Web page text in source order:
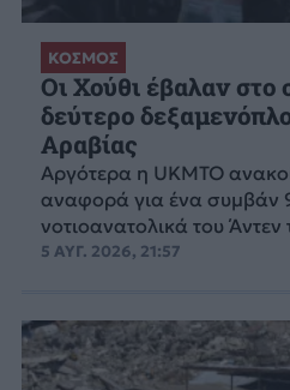
ΚΟΣΜΟΣ
Οι Χούθι έβαλαν στο
δεύτερο
Αραβίας
Aργότερα η UKMTO
αναφορά για ένα συμβάν
νοτιοανατολικά του Άντεν
5 ΑΥΓ. 2026, 21:57